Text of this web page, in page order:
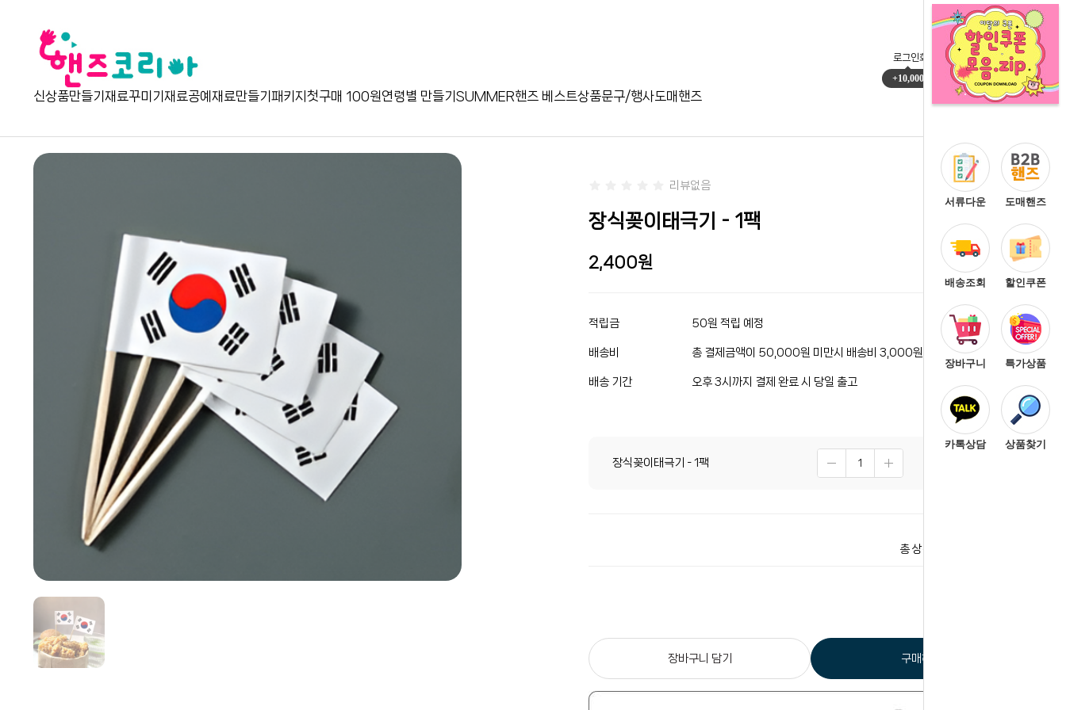
로그인회원가입
+10,000
마이페이지 주문배송
신상품만들기재료꾸미기재료공예재료만들기패키지 첫구매 100원연령별 만들기 SUMMER핸즈 베스트상품문구/행사도매핸즈 0
서류다운 도매핸즈
배송조회 할인쿠폰
장바구니 특가상품
카톡상담 상품찾기
리뷰없음
장식꽂이태극기 - 1팩
2,400
적립금 50원 적립 예정
배송비 총 결제금액이 50,000원 미만시 배송비 3,000원이 청구됩니다.
배송 기간 오후 3시까지 결제 완료 시 당일 출고
장식꽂이태극기 - 1팩
총 상품 금액
장바구니 담기 구매하기